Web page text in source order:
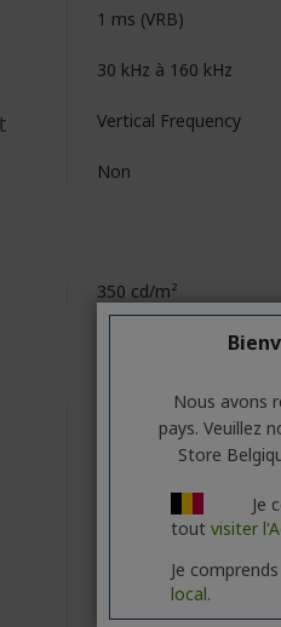
1 ms (VRB)
30 kHz à 160 kHz
Vertical Frequency
Non
350 cd/m²
68,6 cm (27")
2560 x 1440
Non
Nous avons
pays. Veuillez
Store
Je
tout visiter
Je
local.